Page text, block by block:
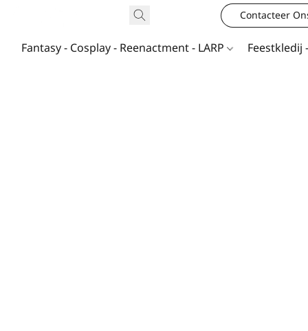
Contacteer
Fantasy - Cosplay - Reenactment - LARP Feestkledij